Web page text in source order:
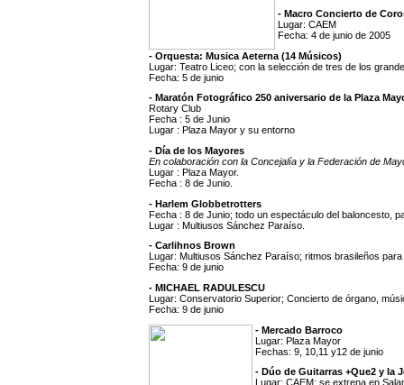
- Macro Concierto de
Lugar: CAEM
Fecha: 4 de junio de 2005
- Orquesta: Musica Aeterna (14 Músicos)
Lugar: Teatro Liceo; con la selección de tres de los
Fecha: 5 de junio
- Maratón Fotográfico 250 aniversario de la Plaza
Rotary Club
Fecha : 5 de Junio
Lugar : Plaza Mayor y su entorno
- Día de los Mayores
En colaboración con la Concejalía y la Federación de
Lugar : Plaza Mayor.
Fecha : 8 de Junio.
- Harlem Globbetrotters
Fecha : 8 de Junio; todo un espectáculo del baloncesto,
Lugar : Multiusos Sánchez Paraíso.
- Carlihnos Brown
Lugar: Multiusos Sánchez Paraíso; ritmos brasileños
Fecha: 9 de junio
- MICHAEL RADULESCU
Lugar: Conservatorio Superior; Concierto de órgano,
Fecha: 9 de junio
- Mercado Barroco
Lugar: Plaza Mayor
Fechas: 9, 10,11 y12 de junio
- Dúo de Guitarras +Que2 y la
Lugar: CAEM; se extrena en